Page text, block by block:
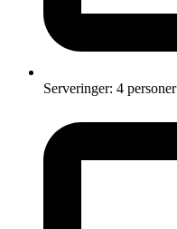
Serveringer: 4 personer